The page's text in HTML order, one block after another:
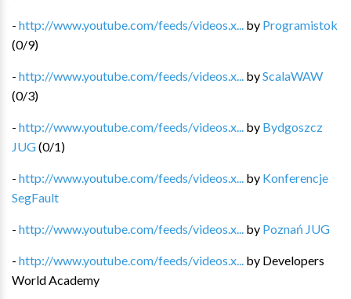
- http://www.youtube.com/feeds/videos.x... by Programistok
(0/9)
- http://www.youtube.com/feeds/videos.x... byScalaWAW
(0/3)
- http://www.youtube.com/feeds/videos.x... by Bydgoszcz
JUG(0/1)
- http://www.youtube.com/feeds/videos.x... by Konferencje
SegFault
- http://www.youtube.com/feeds/videos.x... by Poznań JUG
- http://www.youtube.com/feeds/videos.x... by Developers
World Academy